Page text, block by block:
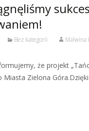
Bez kategorii Malwina
że projekt
Miasta Zielona